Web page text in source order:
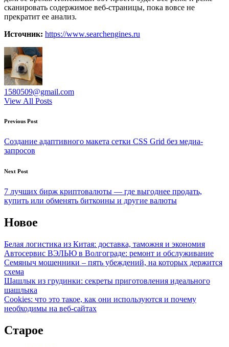
сканировать содержимое веб-страницы, пока вовсе не
прекратит ее анализ.
Источник: https://www.searchengines.ru
1580509@gmail.com
View All Posts
Post
navigation
Previous Post
Создание адаптивного макета сетки CSS Grid без медиа-
запросов
Next Post
7 лучших бирж криптовалюты — где выгоднее продать,
купить или обменять биткоины и другие валюты
Новое
Белая логистика из Китая: доставка, таможня и экономия
Автосервис ВЭЛЬЮ в Волгограде: ремонт и обслуживание
Семяныч мошенники – пять убеждений, на которых держится
схема
Шашлык из грудинки: секреты приготовления идеального
шашлыка
Cookies: что это такое, как они используются и почему
необходимы на веб-сайтах
Старое